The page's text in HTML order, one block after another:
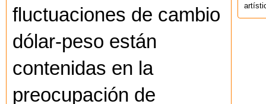
fluctuaciones de cambio
dólar-peso están
contenidas en la
preocupación de